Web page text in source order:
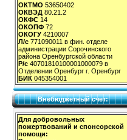
ОКТМО 53650402
ОКВЭД 80.21.2
ОКФС 14
ОКОПФ 72
ОКОГУ 4210007
Л/с 771090011 в фин. отделе
администрации Сорочинского
района Оренбургской области
Р/с 40701810100001000079 в
Отделении Оренбург г. Оренбург
БИК 045354001
Внебюджетный счет:
Для добровольных
пожертвований и спонсорской
помощи: